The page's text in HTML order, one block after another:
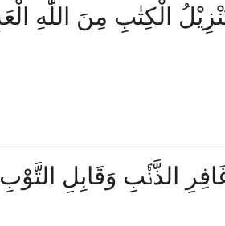
الْكِتٰبِ مِنَ اللّٰهِ
الذَّنْۢبِ وَقَابِلِ